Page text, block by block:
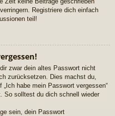
Registriere dich einfach
teil!
zwar dein altes Passwort nicht
zurücksetzen. Dies machst du,
habe mein Passwort vergessen“
So solltest du dich schnell wieder
sein, dein Passwort